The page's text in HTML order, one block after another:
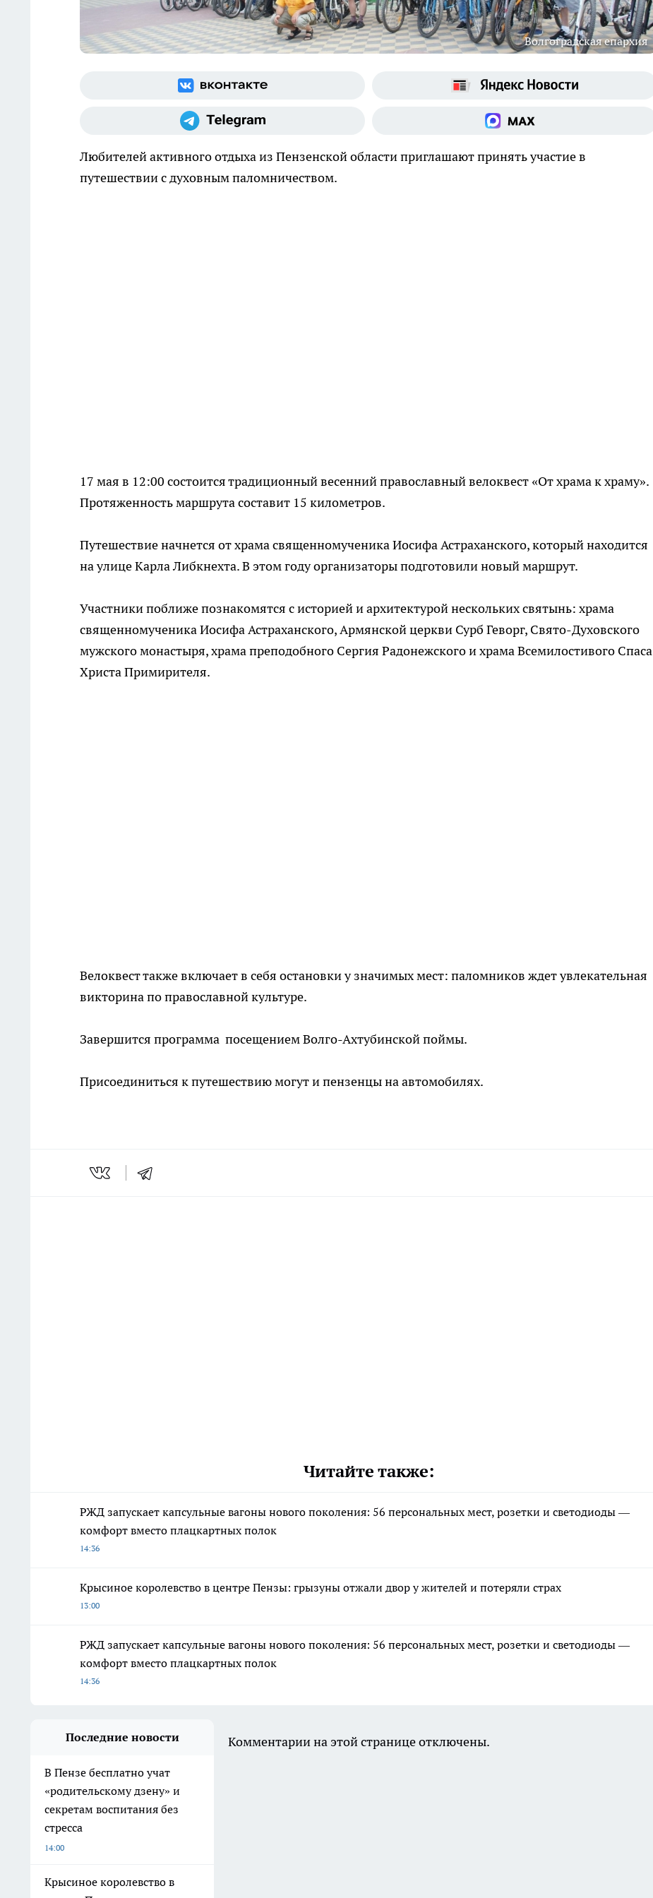
Волгоградская епархия
Любителей активного отдыха из Пензенской области приглашают принять участие в
путешествии с духовным паломничеством.
17 мая в 12:00 состоится традиционный весенний православный велоквест «От храма к храму».
Протяженность маршрута составит 15 километров.
Путешествие начнется от храма священномученика Иосифа Астраханского, который находится
на улице Карла Либкнехта. В этом году организаторы подготовили новый маршрут.
Участники поближе познакомятся с историей и архитектурой нескольких святынь: храма
священномученика Иосифа Астраханского, Армянской церкви Сурб Геворг, Свято-Духовского
мужского монастыря, храма преподобного Сергия Радонежского и храма Всемилостивого Спаса
Христа Примирителя.
Велоквест также включает в себя остановки у значимых мест: паломников ждет увлекательная
викторина по православной культуре.
Завершится программа посещением Волго-Ахтубинской поймы.
Присоединиться к путешествию могут и пензенцы на автомобилях.
Читайте также:
РЖД запускает капсульные вагоны нового поколения: 56 персональных мест, розетки и светодиоды —
комфорт вместо плацкартных полок
14:36
Крысиное королевство в центре Пензы: грызуны отжали двор у жителей и потеряли страх
13:00
РЖД запускает капсульные вагоны нового поколения: 56 персональных мест, розетки и светодиоды —
комфорт вместо плацкартных полок
14:36
Последние новости
В Пензе бесплатно учат
«родительскому дзену» и
секретам воспитания без
стресса
14:00
Крысиное королевство в
Комментарии на этой странице отключены.